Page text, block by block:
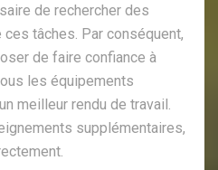
de rechercher des
tâches. Par conséquent,
de faire confiance à
les équipements
meilleur rendu de travail.
supplémentaires,